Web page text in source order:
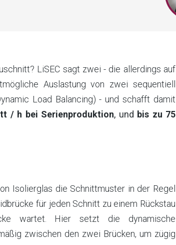
LiSEC sagt zwei - die allerdings auf
Auslastung von zwei sequentiell
Load Balancing) - und schafft damit
/ h bei Serienproduktion, und bis zu 75
Isolierglas die Schnittmuster in der Regel
für jeden Schnitt zu einem Rückstau
wartet. Hier setzt die dynamische
zwischen den zwei Brücken, um zügig